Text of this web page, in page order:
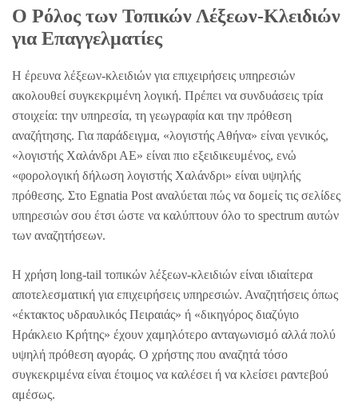
Ο Ρόλος των Τοπικών Λέξεων-Κλειδιών
για Επαγγελματίες
Η έρευνα λέξεων-κλειδιών για επιχειρήσεις υπηρεσιών
ακολουθεί συγκεκριμένη λογική. Πρέπει να συνδυάσεις τρία
στοιχεία: την υπηρεσία, τη γεωγραφία και την πρόθεση
αναζήτησης. Για παράδειγμα, «λογιστής Αθήνα» είναι γενικός,
«λογιστής Χαλάνδρι ΑΕ» είναι πιο εξειδικευμένος, ενώ
«φορολογική δήλωση λογιστής Χαλάνδρι» είναι υψηλής
πρόθεσης. Στο Egnatia Post αναλύεται πώς να δομείς τις σελίδες
υπηρεσιών σου έτσι ώστε να καλύπτουν όλο το spectrum αυτών
των αναζητήσεων.
Η χρήση long-tail τοπικών λέξεων-κλειδιών είναι ιδιαίτερα
αποτελεσματική για επιχειρήσεις υπηρεσιών. Αναζητήσεις όπως
«έκτακτος υδραυλικός Πειραιάς» ή «δικηγόρος διαζύγιο
Ηράκλειο Κρήτης» έχουν χαμηλότερο ανταγωνισμό αλλά πολύ
υψηλή πρόθεση αγοράς. Ο χρήστης που αναζητά τόσο
συγκεκριμένα είναι έτοιμος να καλέσει ή να κλείσει ραντεβού
αμέσως.